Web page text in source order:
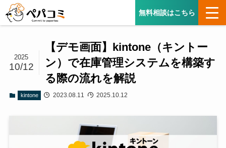
無料相談はこちら
【デモ画面】kintone（キントー
ン）で在庫管理システムを構築す
る際の流れを解説
2025
10/12
kintone 2023.08.11 2025.10.12